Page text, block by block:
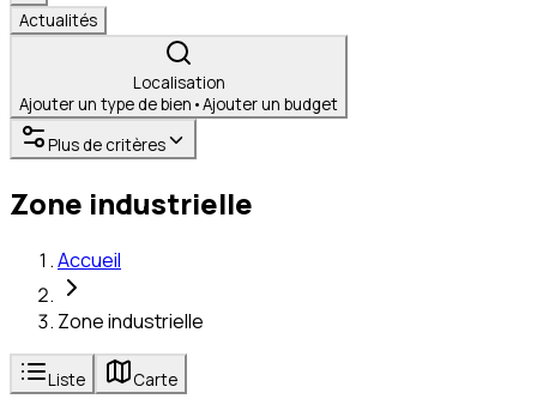
Actualités
Localisation
Ajouter un type de bien •Ajouter un budget
Plus de critères
Zone industrielle
Accueil
Zone industrielle
Liste Carte